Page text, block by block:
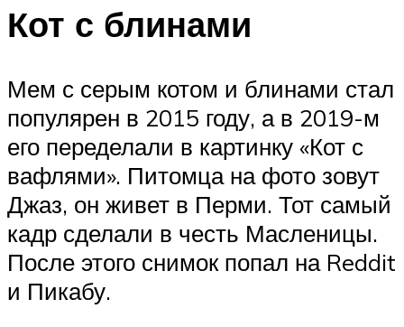
Кот с блинами
Мем с серым котом и блинами стал
популярен в 2015 году, а в 2019-м
его переделали в картинку «Кот с
вафлями». Питомца на фото зовут
Джаз, он живет в Перми. Тот самый
кадр сделали в честь Масленицы.
После этого снимок попал на Reddit
и Пикабу.